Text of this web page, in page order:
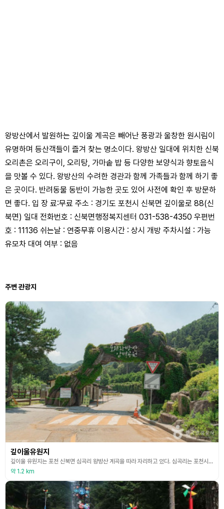
왕방산에서 발원하는 깊이울 계곡은 빼어난 풍광과 울창한 원시림이
유명하며 등산객들이 즐겨 찾는 명소이다. 왕방산 일대에 위치한 신북
오리촌은 오리구이, 오리탕, 가마솥 밥 등 다양한 보양식과 향토음식
을 맛볼 수 있다. 왕방산의 수려한 경관과 함께 가족들과 함께 하기 좋
은 곳이다. 반려동물 동반이 가능한 곳도 있어 사전에 확인 후 방문하
면 좋다. 입 장 료:무료 주소 : 경기도 포천시 신북면 깊이울로 88(신
북면) 일대 전화번호 : 신북면행정복지센터 031-538-4350 우편번
호 : 11136 쉬는날 : 연중무휴 이용시간 : 상시 개방 주차시설 : 가능
유모차 대여 여부 : 없음
주변 관광지
깊이울유원지
깊이울 유원지는 포천 신북면 심곡리 왕방산 계곡을 따라 자리하고 있다. 심곡리는 포천시의 다른 마을들처럼 사방이 산에 둘러싸여 있다. 남쪽으로는 해발 737m의 왕방산, 서쪽으로는 국사봉, 북쪽과 동쪽으로는 하늘봉과 덕령산 등이 에워싸고 있다. 심곡리는 깊은 계곡 속에 자리한 마을이라는 뜻이다. 왕방산 자락에 자리하여 산세가 빼어나고, 잣나무와 소나무로 둘러싸인 계곡에는 1급수의 맑은 물이 흐르는 곳이다. 송어가 여유롭게 헤엄치는 저수지와 둘레길, 꽃길
약 1.2 km